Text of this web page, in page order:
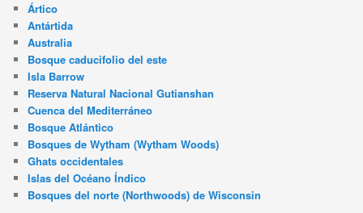
Ártico
Antártida
Australia
Bosque caducifolio del este
Isla Barrow
Reserva Natural Nacional Gutianshan
Cuenca del Mediterráneo
Bosque Atlántico
Bosques de Wytham (Wytham Woods)
Ghats occidentales
Islas del Océano Índico
Bosques del norte (Northwoods) de Wisconsin